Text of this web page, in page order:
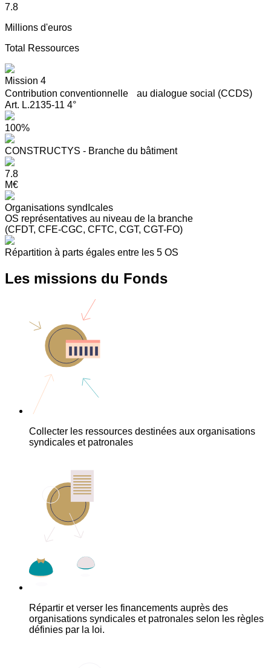
7.8
Millions d'euros
Total Ressources
Mission 4
Contribution conventionnelle au dialogue social (CCDS)
Art. L.2135-11 4°
100%
CONSTRUCTYS - Branche du bâtiment
7.8
M€
Organisations syndIcales
OS représentatives au niveau de la branche
(CFDT, CFE-CGC, CFTC, CGT, CGT-FO)
Répartition à parts égales entre les 5 OS
Les missions du Fonds
Collecter les ressources destinées aux organisations
syndicales et patronales
Répartir et verser les financements auprès des
organisations syndicales et patronales selon les règles
définies par la loi.